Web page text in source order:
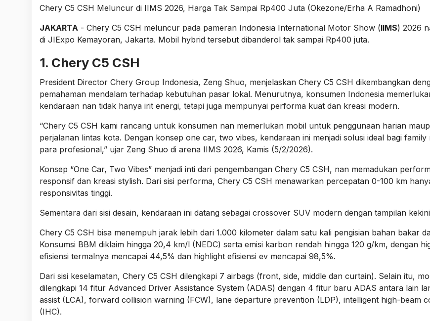
Chery C5 CSH Meluncur di IIMS 2026, Harga Tak Sampai Rp400 Juta (Okezone/Erha A Ramadhoni)
JAKARTA - Chery C5 CSH meluncur pada pameran Indonesia International Motor Show (IIMS) 2026
di JIExpo Kemayoran, Jakarta. Mobil hybrid tersebut dibanderol tak sampai Rp400 juta.
1. Chery C5 CSH
President Director Chery Group Indonesia, Zeng Shuo, menjelaskan Chery C5 CSH dikembangkan
pemahaman mendalam terhadap kebutuhan pasar lokal. Menurutnya, konsumen Indonesia
kendaraan nan tidak hanya irit energi, tetapi juga mempunyai performa kuat dan kreasi modern.
“Chery C5 CSH kami rancang untuk konsumen nan memerlukan mobil untuk penggunaan harian
perjalanan lintas kota. Dengan konsep one car, two vibes, kendaraan ini menjadi solusi ideal bagi family
para profesional,” ujar Zeng Shuo di arena IIMS 2026, Kamis (5/2/2026).
Konsep “One Car, Two Vibes” menjadi inti dari pengembangan Chery C5 CSH, nan memadukan
responsif dan kreasi stylish. Dari sisi performa, Chery C5 CSH menawarkan percepatan 0-100 km
responsivitas tinggi.
Sementara dari sisi desain, kendaraan ini datang sebagai crossover SUV modern dengan tampilan
Chery C5 CSH bisa menempuh jarak lebih dari 1.000 kilometer dalam satu kali pengisian bahan bakar
Konsumsi BBM diklaim hingga 20,4 km/l (NEDC) serta emisi karbon rendah hingga 120 g/km, dengan
efisiensi termalnya mencapai 44,5% dan highlight efisiensi ev mencapai 98,5%.
Dari sisi keselamatan, Chery C5 CSH dilengkapi 7 airbags (front, side, middle dan curtain). Selain itu,
dilengkapi 14 fitur Advanced Driver Assistance System (ADAS) dengan 4 fitur baru ADAS antara lain
assist (LCA), forward collision warning (FCW), lane departure prevention (LDP), intelligent high-beam
(IHC).